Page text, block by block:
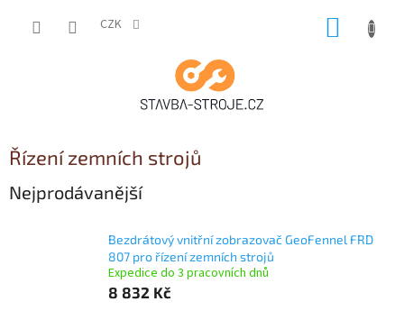
CZK
Řízení zemních strojů
Nejprodávanější
Bezdrátový vnitřní zobrazovač GeoFennel FRD
807 pro řízení zemních strojů
Expedice do 3 pracovních dnů
8 832 Kč